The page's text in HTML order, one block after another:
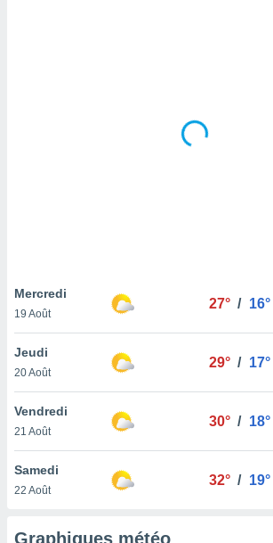
notre
que
et que
Mercredi
19 Août
27° / 16°
Jeudi
20 Août
29° / 17°
Vendredi
21 Août
30° / 18°
Samedi
22 Août
32° / 19°
Graphiques météo